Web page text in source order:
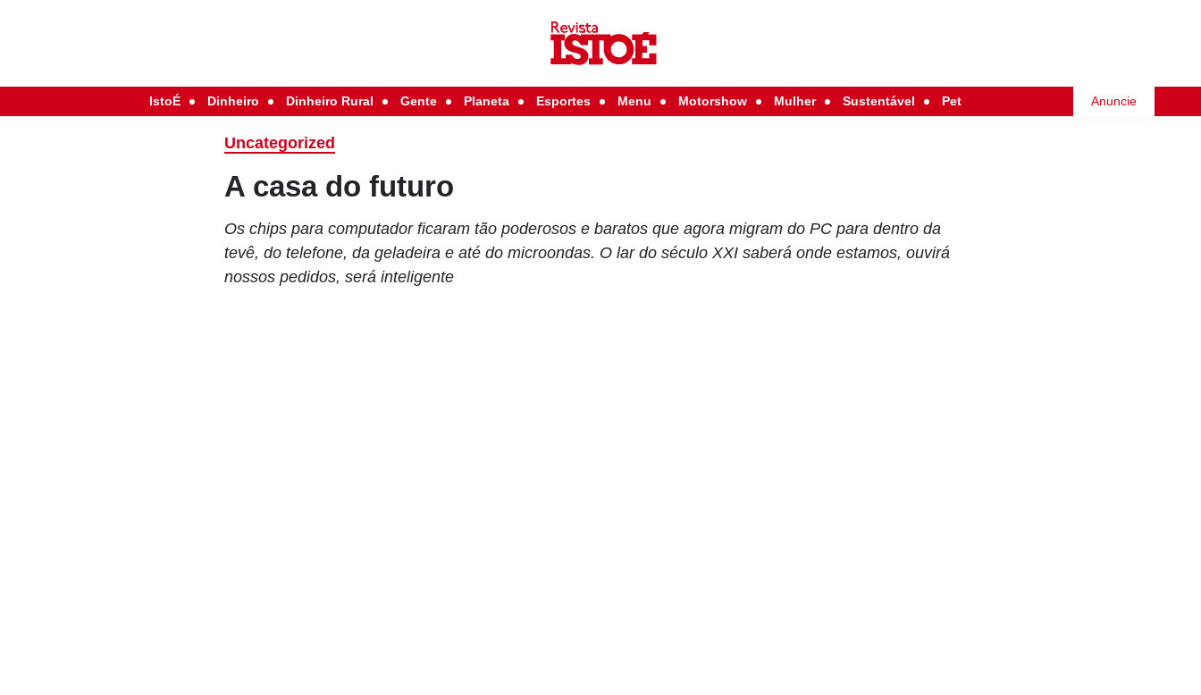
IstoÉ Dinheiro Dinheiro Rural Gente Planeta Esportes Menu Motorshow Mulher Sustentável Pet Anuncie
Uncategorized
A casa do futuro
Os chips para computador ficaram tão poderosos e baratos que agora migram do PC para dentro da
tevê, do telefone, da geladeira e até do microondas. O lar do século XXI saberá onde estamos, ouvirá
nossos pedidos, será inteligente